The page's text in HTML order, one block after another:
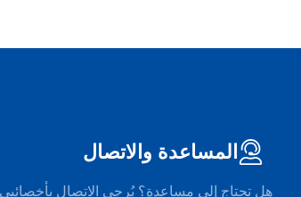
المساعدة والاتصال
هل تحتاج إلى مساعدة؟ يُرجى الاتصال بأخصائيي